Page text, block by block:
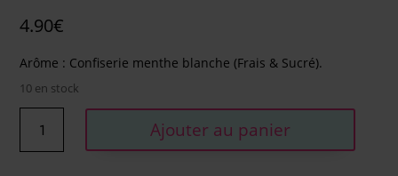
4.90€
Arôme : Confiserie menthe blanche (Frais & Sucré).
10 en stock
MENTHE
Ajouter au panier